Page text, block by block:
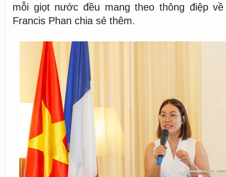
mỗi giọt nước đều mang theo thông điệp
Francis Phan chia sẻ thêm.